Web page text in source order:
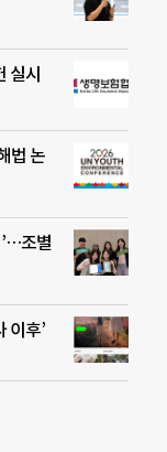
실시
법 논
조별
이후’